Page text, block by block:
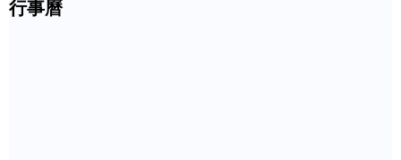
行事曆